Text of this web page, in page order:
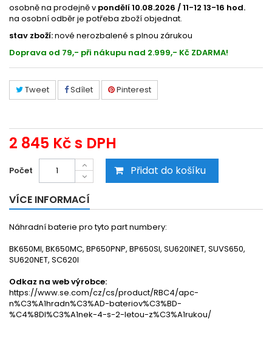
osobně na prodejně v pondělí 10.08.2026 / 11-12 13-16 hod.
na osobní odběr je potřeba zboží objednat.
stav zboží:nové nerozbalené s plnou zárukou
Doprava od 79,- při nákupu nad 2.999,- Kč ZDARMA!
Tweet Sdílet Pinterest
2 845 Kčs DPH
Počet Přidat do košíku
VÍCE INFORMACÍ
Náhradní baterie pro tyto part numbery:
BK650MI, BK650MC, BP650PNP, BP650SI, SU620INET, SUVS650,
SU620NET, SC620I
Odkaz na web výrobce:
https://www.se.com/cz/cs/product/RBC4/apc-
n%C3%A1hradn%C3%AD-bateriov%C3%BD-
%C4%8Dl%C3%A1nek-4-s-2-letou-z%C3%A1rukou/